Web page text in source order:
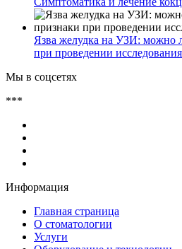
Язва желудка на УЗИ: можно
при проведении исследования
Мы в соцсетях
***
Информация
Главная страница
О стоматологии
Услуги